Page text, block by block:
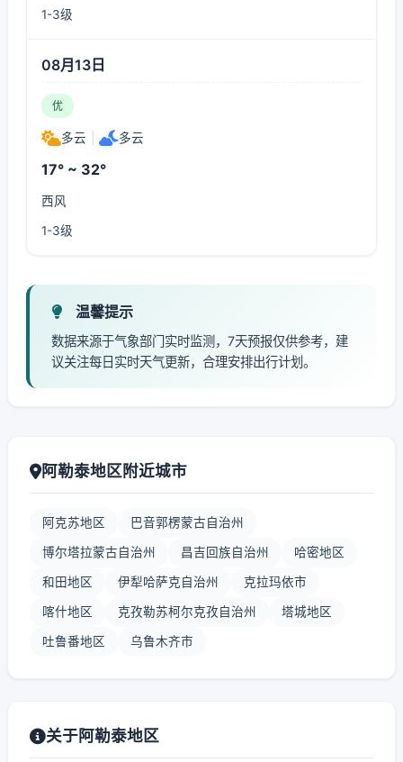
1-3级
08月13日
优
多云 多云
17° ~ 32°
西风
1-3级
温馨提示
数据来源于气象部门实时监测，7天预报仅供参考，建
议关注每日实时天气更新，合理安排出行计划。
阿勒泰地区附近城市
阿克苏地区 巴音郭楞蒙古自治州
博尔塔拉蒙古自治州 昌吉回族自治州 哈密地区
和田地区 伊犁哈萨克自治州 克拉玛依市
喀什地区 克孜勒苏柯尔克孜自治州 塔城地区
吐鲁番地区 乌鲁木齐市
关于阿勒泰地区